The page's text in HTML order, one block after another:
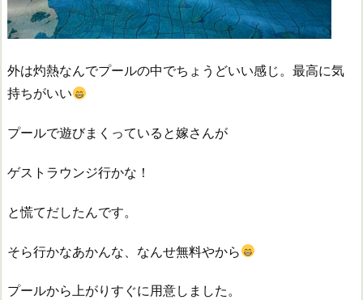
外は灼熱なんでプールの中でちょうどいい感じ。最高に気
持ちがいい
プールで遊びまくっていると嫁さんが
ゲストラウンジ行かな！
と慌てだしたんです。
そら行かなあかんな、なんせ無料やから
プールから上がりすぐに用意しました。